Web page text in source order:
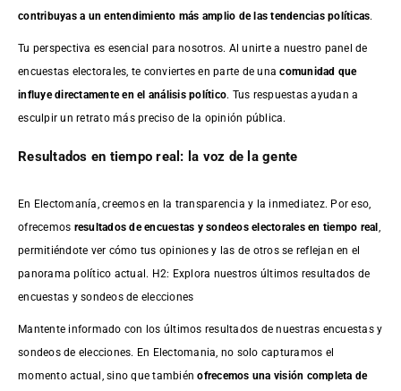
contribuyas a un entendimiento más amplio de las tendencias políticas.
Tu perspectiva es esencial para nosotros. Al unirte a nuestro panel de
encuestas electorales, te conviertes en parte de unacomunidad que
influye directamente en el análisis político. Tus respuestas ayudan a
esculpir un retrato más preciso de la opinión pública.
Resultados en tiempo real: la voz de la gente
En Electomanía, creemos en la transparencia y la inmediatez. Por eso,
ofrecemos resultados deencuestas y sondeos electorales en tiempo real
permitiéndote ver cómo tus opiniones y las de otros se reflejan en el
panorama político actual. H2: Explora nuestros últimos resultados de
encuestas y sondeos de elecciones
Mantente informado con los últimos resultados de nuestras encuestasy
sondeos de elecciones. En Electomania, no solo capturamos el
momento actual, sino que tambiénofrecemos una visión completa de